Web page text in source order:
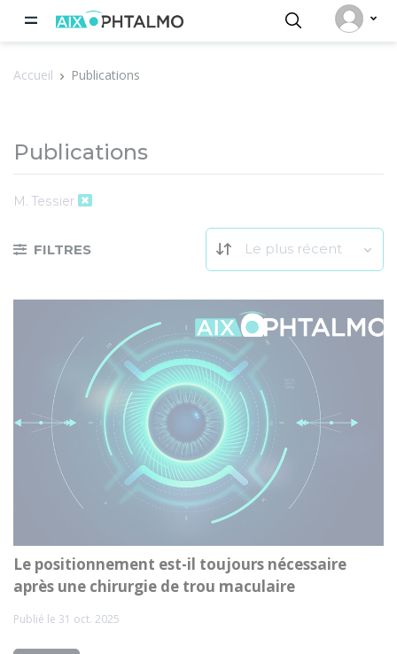
Accueil Publications
Publications
M. Tessier
FILTRES Le plus récent
Le positionnement est-il toujours nécessaire
après une chirurgie de trou maculaire
Publié le 31 oct. 2025
Panneau de gestion des cookies